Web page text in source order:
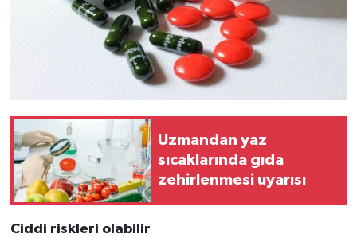
Uzmandan yaz
sıcaklarında gıda
zehirlenmesi uyarısı
Ciddi riskleri olabilir